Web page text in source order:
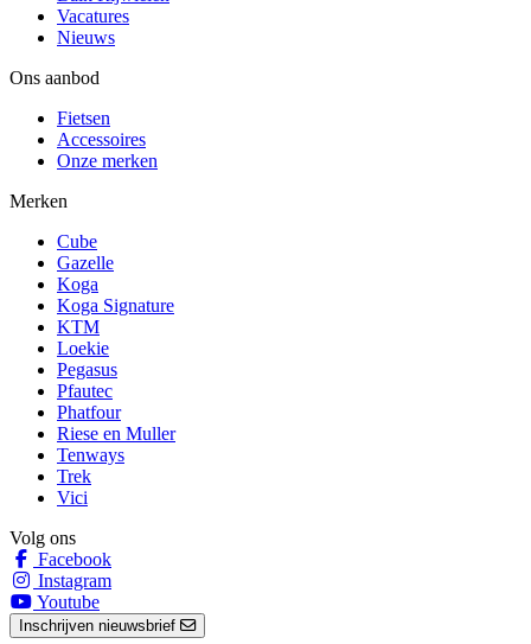
Vacatures
Nieuws
Ons aanbod
Fietsen
Accessoires
Onze merken
Merken
Cube
Gazelle
Koga
Koga Signature
KTM
Loekie
Pegasus
Pfautec
Phatfour
Riese en Muller
Tenways
Trek
Vici
Volg ons
Facebook
Instagram
Youtube
Inschrijven nieuwsbrief